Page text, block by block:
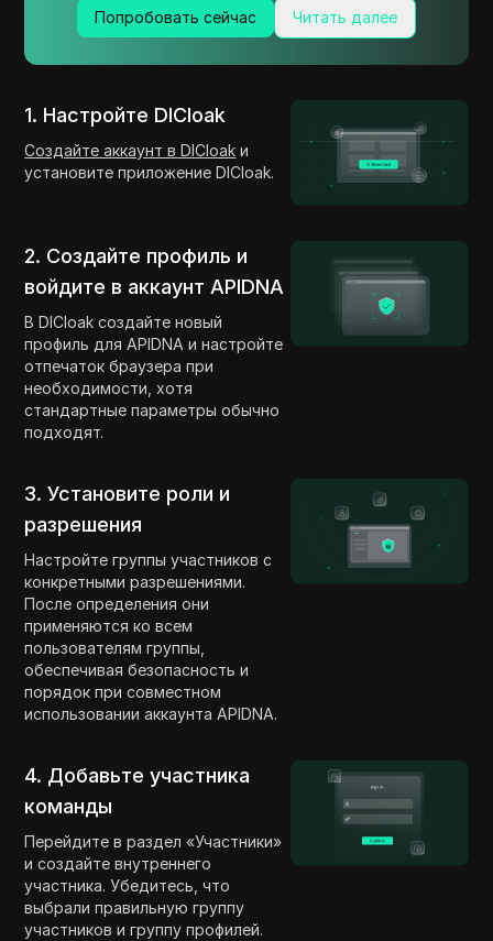
Попробовать сейчас Читать далее
1. Настройте DICloak
Создайте аккаунт в DICloak и
установите приложение DICloak.
2. Создайте профиль и
войдите в аккаунт APIDNA
В DICloak создайте новый
профиль для APIDNA и настройте
отпечаток браузера при
необходимости, хотя
стандартные параметры обычно
подходят.
3. Установите роли и
разрешения
Настройте группы участников с
конкретными разрешениями.
После определения они
применяются ко всем
пользователям группы,
обеспечивая безопасность и
порядок при совместном
использовании аккаунта APIDNA.
4. Добавьте участника
команды
Перейдите в раздел «Участники»
и создайте внутреннего
участника. Убедитесь, что
выбрали правильную группу
участников и группу профилей.